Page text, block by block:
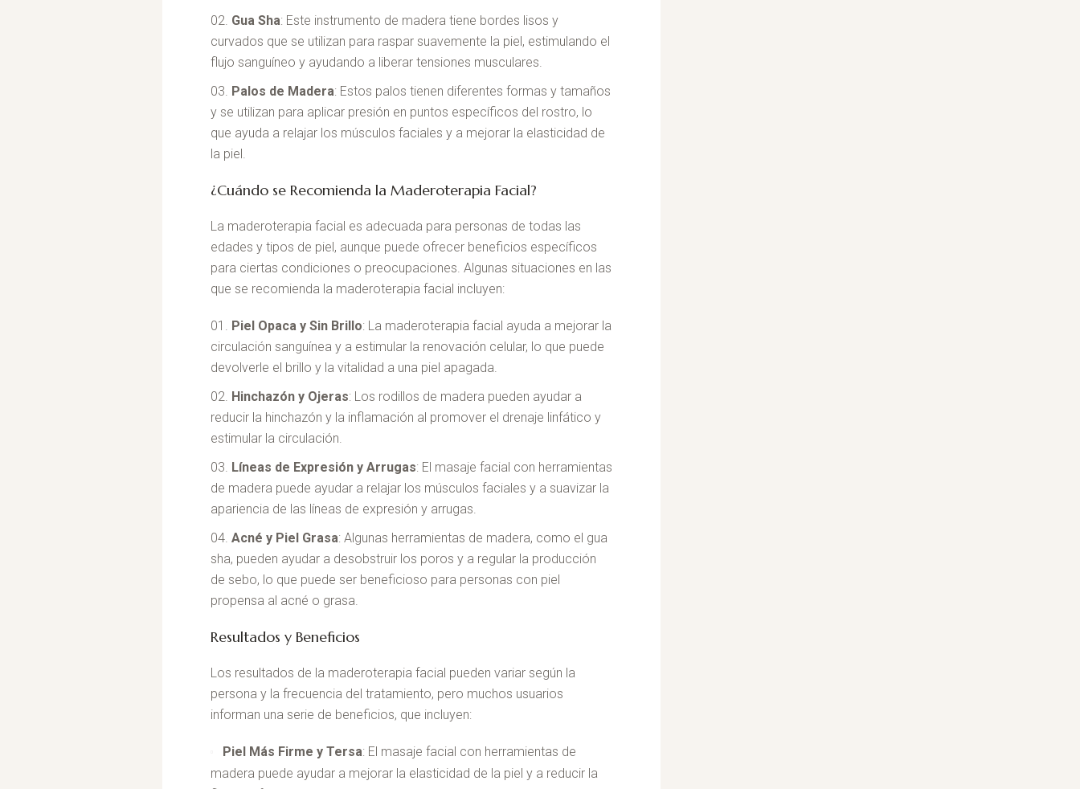
Gua Sha: Este instrumento de madera tiene bordes lisos y
curvados que se utilizan para raspar suavemente la piel, estimulando el
flujo sanguíneo y ayudando a liberar tensiones musculares.
Palos de Madera: Estos palos tienen diferentes formas y tamaños
y se utilizan para aplicar presión en puntos específicos del rostro, lo
que ayuda a relajar los músculos faciales y a mejorar la elasticidad de
la piel.
¿Cuándo se Recomienda la Maderoterapia Facial?
La maderoterapia facial es adecuada para personas de todas las
edades y tipos de piel, aunque puede ofrecer beneficios específicos
para ciertas condiciones o preocupaciones. Algunas situaciones en las
que se recomienda la maderoterapia facial incluyen:
Piel Opaca y Sin Brillo: La maderoterapia facial ayuda a mejorar la
circulación sanguínea y a estimular la renovación celular, lo que puede
devolverle el brillo y la vitalidad a una piel apagada.
Hinchazón y Ojeras: Los rodillos de madera pueden ayudar a
reducir la hinchazón y la inflamación al promover el drenaje linfático y
estimular la circulación.
Líneas de Expresión y Arrugas: El masaje facial con herramientas
de madera puede ayudar a relajar los músculos faciales y a suavizar la
apariencia de las líneas de expresión y arrugas.
Acné y Piel Grasa: Algunas herramientas de madera, como el gua
sha, pueden ayudar a desobstruir los poros y a regular la producción
de sebo, lo que puede ser beneficioso para personas con piel
propensa al acné o grasa.
Resultados y Beneficios
Los resultados de la maderoterapia facial pueden variar según la
persona y la frecuencia del tratamiento, pero muchos usuarios
informan una serie de beneficios, que incluyen:
Piel Más Firme y Tersa: El masaje facial con herramientas de
madera puede ayudar a mejorar la elasticidad de la piel y a reducir la